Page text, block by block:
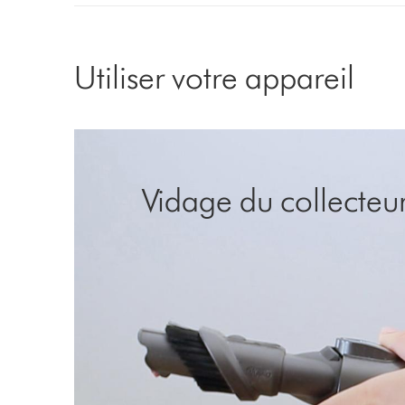
Utiliser votre appareil
Vidage du